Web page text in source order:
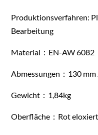
Produktionsverfahren:
Bearbeitung
Material：EN-AW 6082
Abmessungen：130 mm
Gewicht：1,84kg
Oberfläche：Rot eloxiert